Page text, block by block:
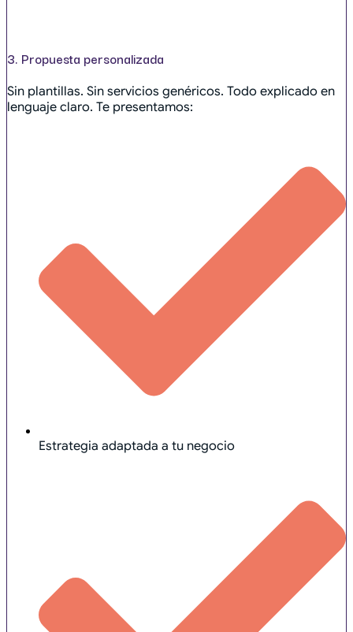
3. Propuesta personalizada
Sin plantillas. Sin servicios genéricos. Todo explicado en
lenguaje claro. Te presentamos:
Estrategia adaptada a tu negocio